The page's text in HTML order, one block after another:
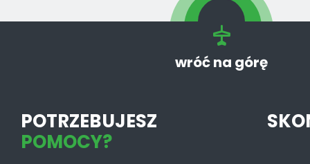
wróć na górę
POTRZEBUJESZ
POMOCY?